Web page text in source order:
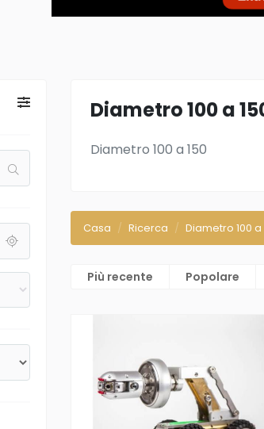
Diametro 100 a
Diametro 100 a 150
Casa Ricerca Diametro 100 a
Più recente Popolare